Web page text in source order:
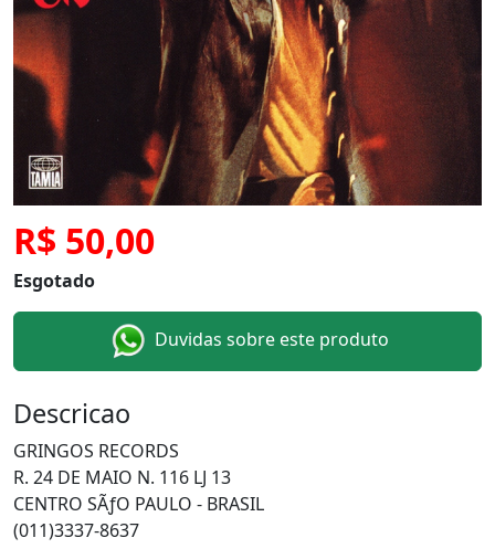
R$ 50,00
Esgotado
Duvidas sobre este produto
Descricao
GRINGOS RECORDS
R. 24 DE MAIO N. 116 LJ 13
CENTRO SÃƒO PAULO - BRASIL
(011)3337-8637